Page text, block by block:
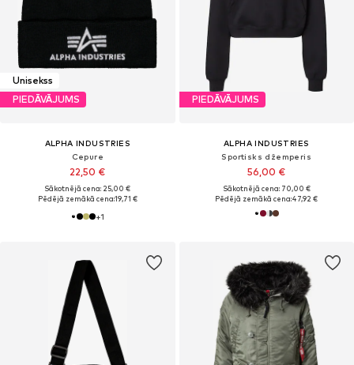
Unisekss
PIEDĀVĀJUMS
ALPHA INDUSTRIES
Cepure
22,50 €
Sākotnējā cena: 25,00 €
Pēdējā zemākā cena:19,71 €
+1
PIEDĀVĀJUMS
ALPHA INDUSTRIES
Sportisks džemperis
56,00 €
Sākotnējā cena: 70,00 €
Pēdējā zemākā cena:47,92 €